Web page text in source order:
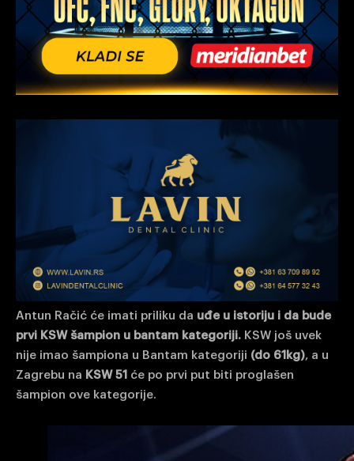
Antun Račić će imati priliku da uđe u istoriju i da bude
prvi KSW šampion u bantam kategoriji. KSW još uvek
nije imao šampiona u Bantam kategoriji (do 61kg), a u
Zagrebu na KSW 51 će po prvi put biti proglašen
šampion ove kategorije.